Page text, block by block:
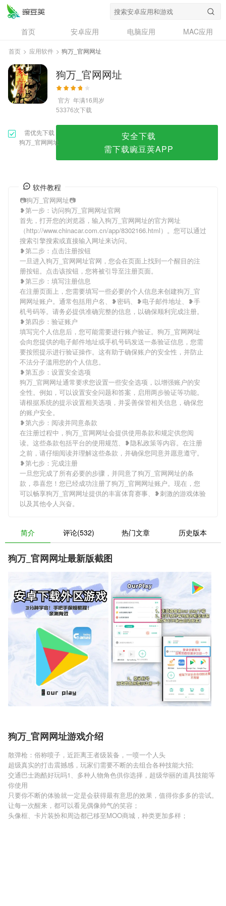
首页 安卓应用 电脑应用
MAC应用
资讯
专题
问答
首页 > 应用软件 > 狗万_官网网址
狗万_官网网址
官方 年满16周岁
53376次下载
需优先下载
狗万_官网网址
安全下载
需下载豌豆荚APP
软件教程
📷狗万_官网网址📷
❥第一步：访问狗万_官网网址官网
首先，打开您的浏览器，输入狗万_官网网址的官方网址
（http://www.chinacar.com.cn/app/8302166.html）。您可以通过
搜索引擎搜索或直接输入网址来访问。
❥第二步：点击注册按钮
一旦进入狗万_官网网址官网，您会在页面上找到一个醒目的注
册按钮。点击该按钮，您将被引导至注册页面。
❥第三步：填写注册信息
在注册页面上，您需要填写一些必要的个人信息来创建狗万_官
网网址账户。通常包括用户名、❥密码、❥电子邮件地址、❥手
机号码等。请务必提供准确完整的信息，以确保顺利完成注册。
❥第四步：验证账户
填写完个人信息后，您可能需要进行账户验证。狗万_官网网址
会向您提供的电子邮件地址或手机号码发送一条验证信息，您需
要按照提示进行验证操作。这有助于确保账户的安全性，并防止
不法分子滥用您的个人信息。
❥第五步：设置安全选项
狗万_官网网址通常要求您设置一些安全选项，以增强账户的安
全性。例如，可以设置安全问题和答案，启用两步验证等功能。
请根据系统的提示设置相关选项，并妥善保管相关信息，确保您
的账户安全。
❥第六步：阅读并同意条款
在注册过程中，狗万_官网网址会提供使用条款和规定供您阅
读。这些条款包括平台的使用规范、❥隐私政策等内容。在注册
之前，请仔细阅读并理解这些条款，并确保您同意并愿意遵守。
❥第七步：完成注册
一旦您完成了所有必要的步骤，并同意了狗万_官网网址的条
款，恭喜您！您已经成功注册了狗万_官网网址账户。现在，您
可以畅享狗万_官网网址提供的丰富体育赛事、❥刺激的游戏体验
以及其他令人兴奋。
简介 评论(532) 热门文章 历史版本
狗万_官网网址最新版截图
狗万_官网网址游戏介绍
散弹枪：俗称喷子，近距离王者级装备，一喷一个人头
超级真实的打击震撼感，玩家们需要不断的去组合各种技能大招;
交通巴士跑酷好玩吗1、多种人物角色供你选择，超级华丽的道具技能等
你使用
只要你不断的体验就一定是会获得最有意思的效果，值得你多多的尝试。
让每一次醒来，都可以看见偶像帅气的笑容；
头像框、卡片装扮和周边都已移至MOO商城，种类更加多样；